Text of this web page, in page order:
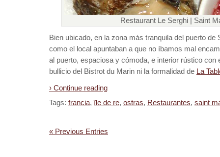
Restaurant Le Serghi | Saint
Bien ubicado, en la zona más tranquila del puerto de
como el local apuntaban a que no íbamos mal
al puerto, espaciosa y cómoda, e interior rústico con
bullicio del Bistrot du Marin ni la formalidad de La
› Continue reading
Tags: francia, île de re, ostras, Restaurantes, saint
« Previous Entries